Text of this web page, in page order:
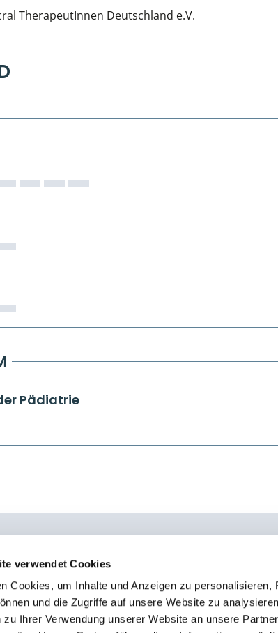
verwendet Cookies
Cookies, um Inhalte und Anzeigen zu personalisieren,
und die Zugriffe auf unsere Website zu
zu Ihrer Verwendung unserer Website an unsere
TherapeutInnen Deutschland e.V.
Pädiatrie
0451 - 4 79 95 0
info@osteopathie-institut-